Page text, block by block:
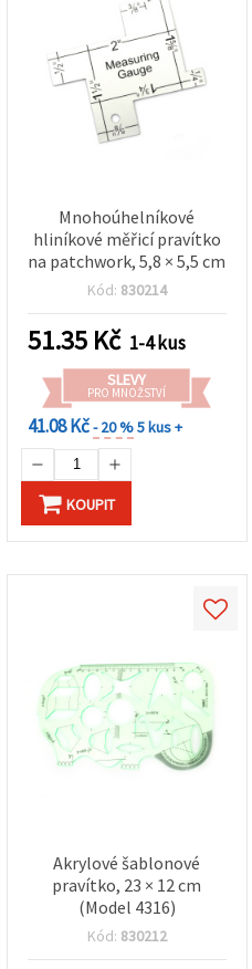
Mnohoúhelníkové
hliníkové měřicí pravítko
na patchwork, 5,8 × 5,5 cm
Kód: 830214
51.35 Kč 1-4 kus
SLEVY
PRO MNOŽSTVÍ
41.08 Kč- 20 %5 kus +
KOUPIT
Akrylové šablonové
pravítko, 23 × 12 cm
(Model 4316)
Kód: 830212